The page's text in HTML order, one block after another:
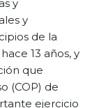
y
y
de la
13 años, y
que
(COP) de
ejercicio